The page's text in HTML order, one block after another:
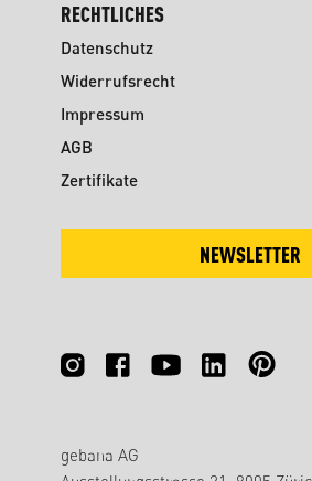
RECHTLICHES
Datenschutz
Widerrufsrecht
Impressum
AGB
Zertifikate
NEWSLETTER
gebana AG